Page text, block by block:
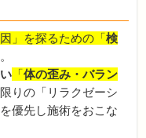
因」を探るための「検
「体の歪み・バラン
限りの「リラクゼーシ
を優先し施術をおこな